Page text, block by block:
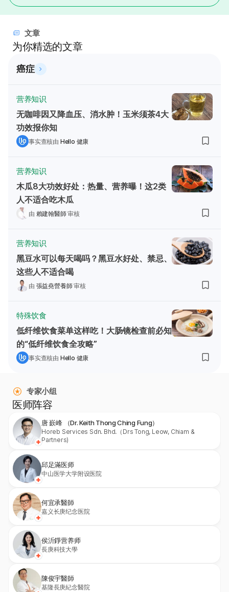
文章
为你精选的文章
癌症
营养知识
无咖啡因又降血压、消水肿！玉米须茶4大
功效报你知
事实查核由 Hello 健康
营养知识
木瓜8大功效好处：热量、营养曝！这2类
人不适合吃木瓜
由 賴建翰醫師审核
营养知识
黑豆水可以每天喝吗？黑豆水好处、禁忌、
这些人不适合喝
由 張益堯營養師审核
特殊饮食
低纤维饮食菜单这样吃！大肠镜检查前必知
的“低纤维饮食全攻略”
事实查核由 Hello 健康
专家小组
医师阵容
唐 嶔峰 （Dr. Keith Thong Ching Fung）
Horeb Services Sdn. Bhd.（Drs Tong, Leow, Chiam &
Partners)
邱足滿医师
中山医学大学附设医院
何宜承醫師
嘉义长庚纪念医院
侯沂錚营养师
長庚科技大學
陳俊宇醫師
基隆長庚紀念醫院